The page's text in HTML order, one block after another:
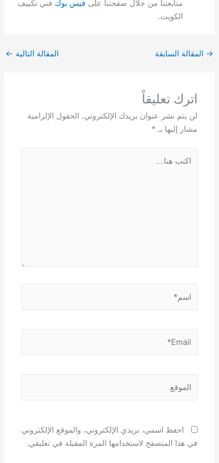
متابعتنا من خلال صفحتنا على فيس بوك فني تكييف
الكويت.
→ المقالة السابقة المقالة التالية ←
اترك تعليقاً
لن يتم نشر عنوان بريدك الإلكتروني. الحقول الإلزامية
مشار إليها بـ *
احفظ اسمي، بريدي الإلكتروني، والموقع الإلكتروني
في هذا المتصفح لاستخدامها المرة المقبلة في تعليقي.